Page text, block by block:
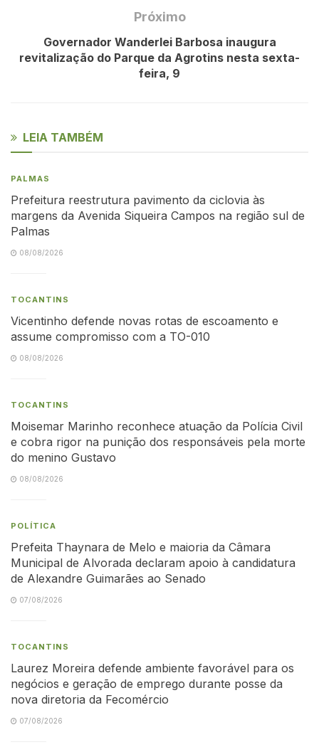
Próximo
Governador Wanderlei Barbosa inaugura
revitalização do Parque da Agrotins nesta sexta-
feira, 9
LEIA TAMBÉM
PALMAS
Prefeitura reestrutura pavimento da ciclovia às
margens da Avenida Siqueira Campos na região sul de
Palmas
08/08/2026
TOCANTINS
Vicentinho defende novas rotas de escoamento e
assume compromisso com a TO-010
08/08/2026
TOCANTINS
Moisemar Marinho reconhece atuação da Polícia Civil
e cobra rigor na punição dos responsáveis pela morte
do menino Gustavo
08/08/2026
POLÍTICA
Prefeita Thaynara de Melo e maioria da Câmara
Municipal de Alvorada declaram apoio à candidatura
de Alexandre Guimarães ao Senado
07/08/2026
TOCANTINS
Laurez Moreira defende ambiente favorável para os
negócios e geração de emprego durante posse da
nova diretoria da Fecomércio
07/08/2026